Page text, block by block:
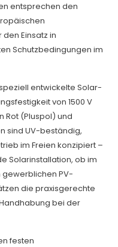
entsprechen den
Einsatz in
Schutzbedingungen im
entwickelte Solar-
von 1500 V
Rot (Pluspol) und
sind UV-beständig,
im Freien konzipiert –
Solarinstallation, ob im
PV-
die praxisgerechte
bei der
festen